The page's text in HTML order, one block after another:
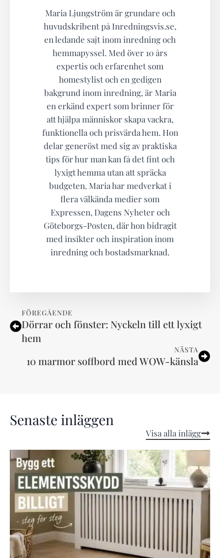
Maria Ljungström är grundare och
huvudskribent på Inredningsvis.se,
en ledande sajt inom inredning och
hemmapyssel. Med över 10 års
expertis och erfarenhet som
homestylist och en gedigen
bakgrund inom inredning, är Maria
en erkänd expert som brinner för
att hjälpa människor skapa vackra,
funktionella och prisvärda hem. Hon
delar generöst med sig av praktiska
tips för hur man kan få det fint och
lyxigt hemma utan att spräcka
budgeten. Maria har medverkat i
flera välkända medier som
Expressen, Dagens Nyheter och
Göteborgs-Posten, där hon bidragit
med insikter och inspiration inom
inredning och bostadsmarknad.
FÖREGÅENDE
Dörrar och fönster: Nyckeln till ett lyxigt
hem
NÄSTA
10 marmor soffbord med WOW-känsla
Senaste inläggen
Visa alla inlägg